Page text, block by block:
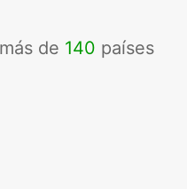
de 140 países